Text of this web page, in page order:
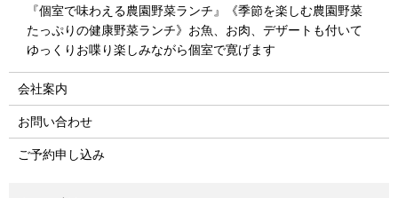
『個室で味わえる農園野菜ランチ』《季節を楽しむ農園野菜
たっぷりの健康野菜ランチ》お魚、お肉、デザートも付いて
ゆっくりお喋り楽しみながら個室で寛げます
会社案内
お問い合わせ
ご予約申し込み